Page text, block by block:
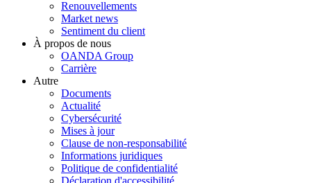
Renouvellements
Market news
Sentiment du client
À propos de nous
OANDA Group
Carrière
Autre
Documents
Actualité
Cybersécurité
Mises à jour
Clause de non-responsabilité
Informations juridiques
Politique de confidentialité
Déclaration d'accessibilité